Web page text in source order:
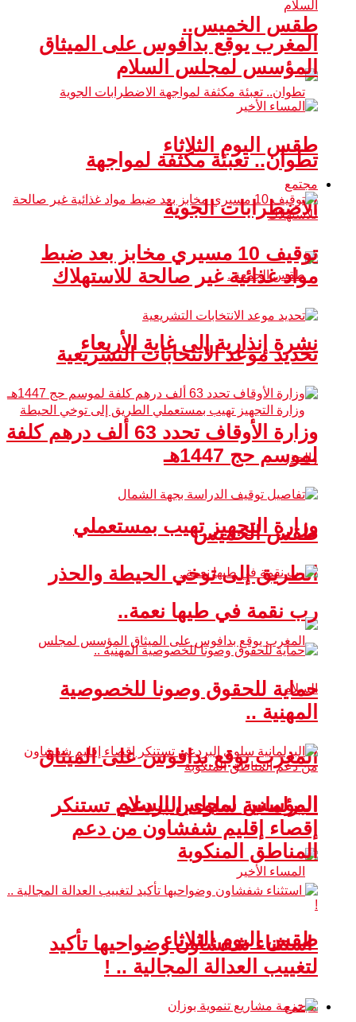
طقس الخميس..
تطوان.. تعبئة مكثفة لمواجهة
الاضطرابات الجوية
نشرة إنذارية إلى غاية الأربعاء
وزارة التجهيز تهيب بمستعملي
الطريق إلى توخي الحيطة والحذر
المغرب يوقع بدافوس على الميثاق
المؤسس لمجلس السلام
طقس اليوم الثلاثاء
مجتمع
المغرب يوقع بدافوس على الميثاق
المؤسس لمجلس السلام
طقس اليوم الثلاثاء
مجتمع
توقيف 10 مسيري مخابز بعد ضبط
مواد غذائية غير صالحة للاستهلاك
تحديد موعد الانتخابات التشريعية
وزارة الأوقاف تحدد 63 ألف درهم كلفة
لموسم حج 1447هـ
طقس الخميس
رب نقمة في طيها نعمة..
حماية للحقوق وصونا للخصوصية
المهنية ..
البرلمانية سلوى البردعي تستنكر
إقصاء إقليم شفشاون من دعم
المناطق المنكوبة
استثناء شفشاون وضواحيها تأكيد
لتغييب العدالة المجالية .. !